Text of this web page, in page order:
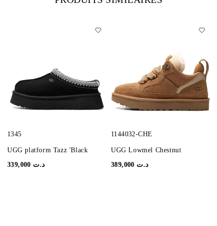
1345
UGG platform Tazz 'Black
د.ت
1144032-CHE
UGG Lowmel Chestnut
د.ت